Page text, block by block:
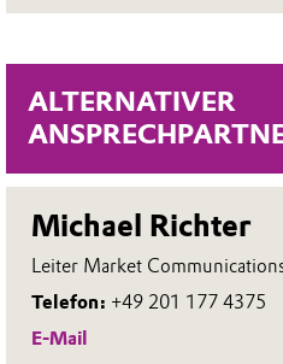
ALTERNATIVER
Michael Richter
Leiter Market
Telefon: +49 201 177 4375
E-Mail